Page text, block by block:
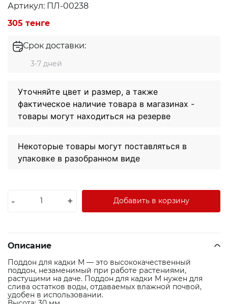
Артикул: ПЛ-00238
305 тенге
Срок доставки:
3-7 дней
Уточняйте цвет и размер, а также
фактическое наличие товара в магазинах -
товары могут находиться на резерве
Некоторые товары могут поставляться в
упаковке в разобранном виде
- + Добавить в корзину
Описание
Поддон для кадки M — это высококачественный
поддон, незаменимый при работе растениями,
растущими на даче. Поддон для кадки M нужен для
слива остатков воды, отдаваемых влажной почвой,
удобен в использовании.